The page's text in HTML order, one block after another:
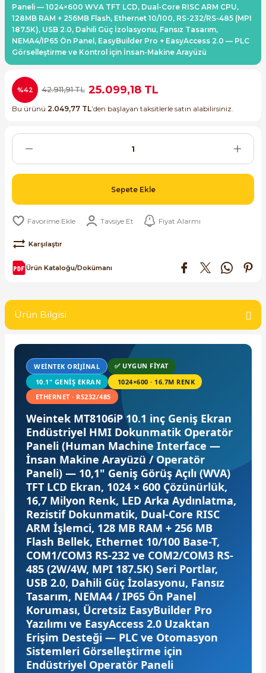
ve Transmitterleri ACS580
ACS880
Sinamics S120 Modüler Sürücü Sistemi
Sinamics S210 Servo Sürücü Sistemi
Sinamics V90 Servo Sürücü Sistemi
Ürünleri
Prizler
Rölesi, Cihazları ve Anahtarları
Şalterleri
Yol Vericiler
Pako Şalterler
SIMATIC Endüstriyel Panel PC'ler
SIMATIC ET200 Dağıtılmış Giriş-Çkış
SIMATIC S7-1500
SIMATIC S7-300
SIMATIC SAFETY
SIMOTION Hareket Kontrol Üniteleri
WinCC Unified Runtime Yazılımları
Paneli — 1024×600 WVA TFT LCD, Dual-Core RISC ARM CPU,
128MB RAM + 256MB Flash, Ethernet 10/100, RS-232/RS-485 (MPI
187.5K), USB 2.0, Dahili Güç İzolasyonu, Fansız Tasarım,
NEMA4/IP65 Ön Panel, EasyBuilder Pro + EasyAccess 2.0 — PLC
Görselleştirme ve Kontrol için İnsan-Makine Arayüzü
%42 42.911,91 TL 25.099,18 TL
Bu ürünü 2.049,77 TL’den başlayan taksitlerle satın alabilirsiniz.
Sepete Ekle
Tavsiye Et Fiyat Alarmı
Karşılaştır
Ürün Kataloğu/Dokümanı
Ürün Bilgisi
WEINTEK ORIJINAL
✅ UYGUN FIYAT
10.1" GENIŞ EKRAN
1024×600 · 16.7M RENK
ETHERNET · RS232/485
Weintek MT8106iP 10.1 inç Geniş Ekran
Endüstriyel HMI Dokunmatik Operatör
Paneli (Human Machine Interface —
İnsan Makine Arayüzü / Operatör
Paneli) — 10,1" Geniş Görüş Açılı (WVA)
TFT LCD Ekran, 1024 × 600 Çözünürlük,
16,7 Milyon Renk, LED Arka Aydınlatma,
Rezistif Dokunmatik, Dual-Core RISC
ARM İşlemci, 128 MB RAM + 256 MB
Flash Bellek, Ethernet 10/100 Base-T,
COM1/COM3 RS-232 ve COM2/COM3 RS-
485 (2W/4W, MPI 187.5K) Seri Portlar,
USB 2.0, Dahili Güç İzolasyonu, Fansız
Tasarım, NEMA4 / IP65 Ön Panel
Koruması, Ücretsiz EasyBuilder Pro
Yazılımı ve EasyAccess 2.0 Uzaktan
Erişim Desteği — PLC ve Otomasyon
Sistemleri Görselleştirme için
Endüstriyel Operatör Paneli